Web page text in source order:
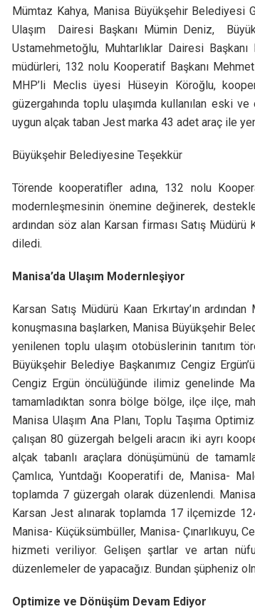
Mümtaz Kahya, Manisa Büyükşehir Belediyesi
Ulaşım Dairesi Başkanı Mümin Deniz,
Ustamehmetoğlu, Muhtarlıklar Dairesi
müdürleri, 132 nolu Kooperatif Başkanı
MHP’li Meclis üyesi Hüseyin Köroğlu,
güzergahında toplu ulaşımda kullanılan eski
uygun alçak taban Jest marka 43 adet araç ile
Büyükşehir Belediyesine Teşekkür
Törende kooperatifler adına, 132 nolu
modernleşmesinin önemine değinerek,
ardından söz alan Karsan firması Satış Müdürü
diledi.
Manisa’da Ulaşım Modernleşiyor
Karsan Satış Müdürü Kaan Erkırtay’ın
konuşmasına başlarken, Manisa Büyükşehir
yenilenen toplu ulaşım otobüslerinin tanıtım
Büyükşehir Belediye Başkanımız Cengiz
Cengiz Ergün öncülüğünde ilimiz genelinde
tamamladıktan sonra bölge bölge, ilçe ilçe,
Manisa Ulaşım Ana Planı, Toplu Taşıma
çalışan 80 güzergah belgeli aracın iki ayrı
alçak tabanlı araçlara dönüşümünü de
Çamlıca, Yuntdağı Kooperatifi de, Manisa-
toplamda 7 güzergah olarak düzenlendi.
Karsan Jest alınarak toplamda 17 ilçemizde
Manisa- Küçüksümbüller, Manisa- Çınarlıkuyu,
hizmeti veriliyor. Gelişen şartlar ve artan
düzenlemeler de yapacağız. Bundan şüpheniz
Optimize ve Dönüşüm Devam Ediyor